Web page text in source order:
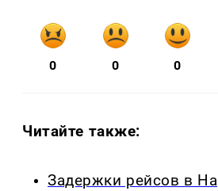
0 0 0
Читайте также:
Задержки рейсов в